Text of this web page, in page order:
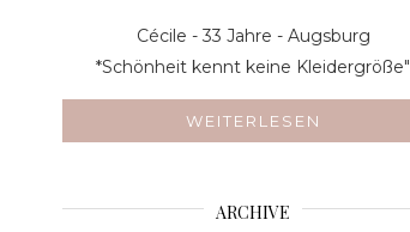
Cécile - 33 Jahre - Augsburg
*Schönheit kennt keine Kleidergröße"
WEITERLESEN
ARCHIVE